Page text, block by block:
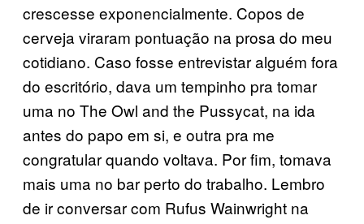
crescesse exponencialmente. Copos de
cerveja viraram pontuação na prosa do meu
cotidiano. Caso fosse entrevistar alguém fora
do escritório, dava um tempinho pra tomar
uma no The Owl and the Pussycat, na ida
antes do papo em si, e outra pra me
congratular quando voltava. Por fim, tomava
mais uma no bar perto do trabalho. Lembro
de ir conversar com Rufus Wainwright na